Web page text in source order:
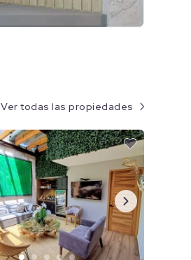
Ver todas las propiedades